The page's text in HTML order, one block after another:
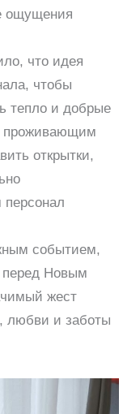
ощущения
что идея
чтобы
тепло и добрые
открытки,
персонал
событием,
Новым
жест
любви и заботы